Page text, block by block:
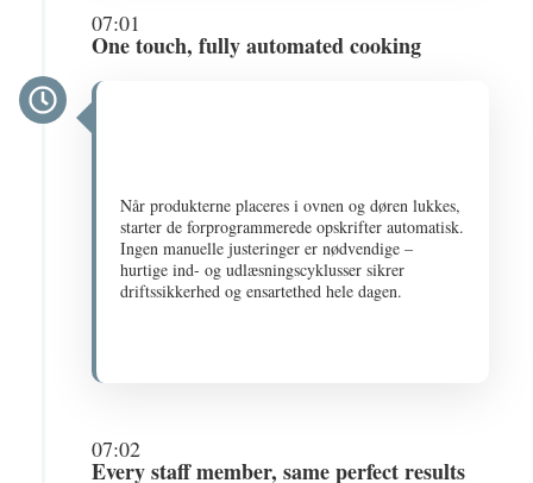
07:01
One touch, fully automated cooking
Når produkterne placeres i ovnen og døren lukkes,
starter de forprogrammerede opskrifter automatisk.
Ingen manuelle justeringer er nødvendige –
hurtige ind- og udlæsningscyklusser sikrer
driftssikkerhed og ensartethed hele dagen​.
07:02
Every staff member, same perfect results